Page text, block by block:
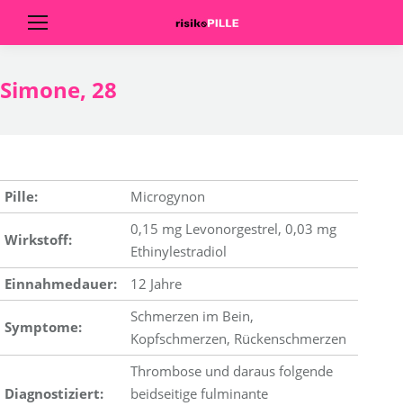
Simone, 28
Pille: Microgynon
Wirkstoff:
0,15 mg Levonorgestrel, 0,03 mg
Ethinylestradiol
Einnahmedauer:
12 Jahre
Symptome:
Schmerzen im Bein,
Kopfschmerzen, Rückenschmerzen
Diagnostiziert:
Thrombose und daraus folgende
beidseitige fulminante